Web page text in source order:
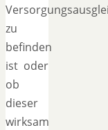
zu
befinden
ist oder
ob
dieser
wirksam